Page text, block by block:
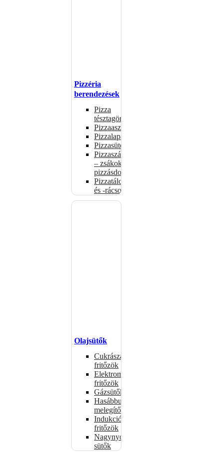
Pizzéria
berendezések
Pizza
tésztagörgők
Pizzaasztalok
Pizzalapátok
Pizzasütők
Pizzaszállítás
– zsákok,
pizzásdobozok
Pizzatálcák
és -rácsok
Olajsütők
Cukrászati
fritőzök
Elektromos
fritőzök
Gázsütők
Hasábburgonya
melegítők
Indukciós
fritőzök
Nagynyomású
sütők